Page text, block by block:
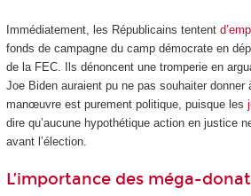
Immédiatement, les Républicains tentent
fonds de campagne du camp démocrate en
de la FEC. Ils dénoncent une tromperie en
Joe Biden auraient pu ne pas souhaiter donner
manœuvre est purement politique, puisque les
dire qu’aucune hypothétique action en justice
avant l’élection.
L’importance des méga-